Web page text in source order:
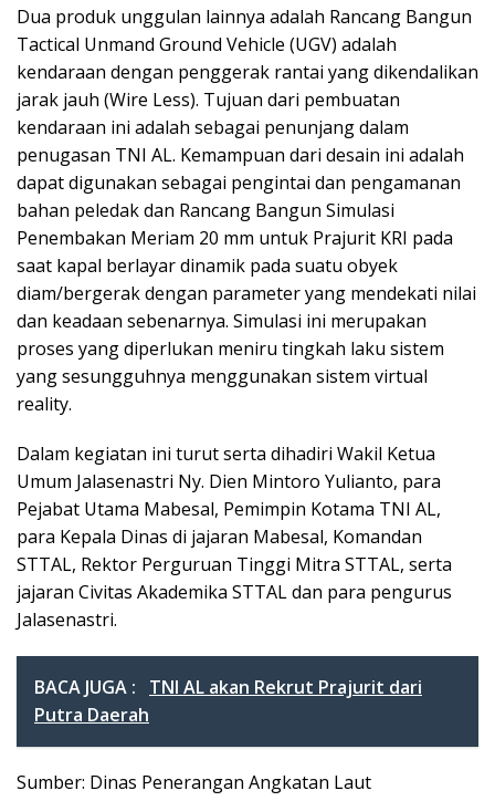
Dua produk unggulan lainnya adalah Rancang Bangun
Tactical Unmand Ground Vehicle (UGV) adalah
kendaraan dengan penggerak rantai yang dikendalikan
jarak jauh (Wire Less). Tujuan dari pembuatan
kendaraan ini adalah sebagai penunjang dalam
penugasan TNI AL. Kemampuan dari desain ini adalah
dapat digunakan sebagai pengintai dan pengamanan
bahan peledak dan Rancang Bangun Simulasi
Penembakan Meriam 20 mm untuk Prajurit KRI pada
saat kapal berlayar dinamik pada suatu obyek
diam/bergerak dengan parameter yang mendekati nilai
dan keadaan sebenarnya. Simulasi ini merupakan
proses yang diperlukan meniru tingkah laku sistem
yang sesungguhnya menggunakan sistem virtual
reality.
Dalam kegiatan ini turut serta dihadiri Wakil Ketua
Umum Jalasenastri Ny. Dien Mintoro Yulianto, para
Pejabat Utama Mabesal, Pemimpin Kotama TNI AL,
para Kepala Dinas di jajaran Mabesal, Komandan
STTAL, Rektor Perguruan Tinggi Mitra STTAL, serta
jajaran Civitas Akademika STTAL dan para pengurus
Jalasenastri.
BACA JUGA :
TNI AL akan Rekrut Prajurit dari
Putra Daerah
Sumber: Dinas Penerangan Angkatan Laut